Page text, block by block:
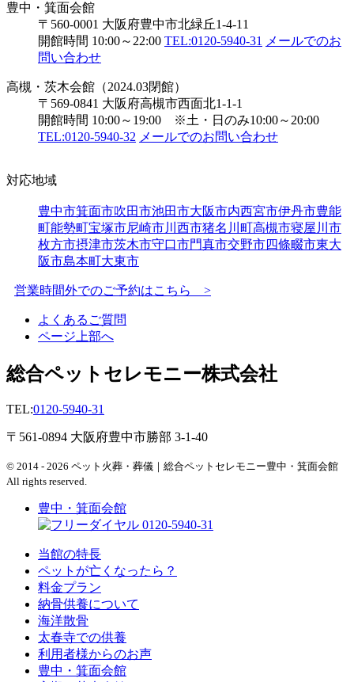
豊中・箕面会館
〒560-0001 大阪府豊中市北緑丘1-4-11
開館時間 10:00～22:00 TEL:0120-5940-31
メールでのお
問い合わせ
高槻・茨木会館（2024.03閉館）
〒569-0841 大阪府高槻市西面北1-1-1
開館時間 10:00～19:00 ※土・日のみ10:00～20:00
TEL:0120-5940-32 メールでのお問い合わせ
対応地域
豊中市箕面市吹田市池田市大阪市内西宮市伊丹市豊能
町能勢町宝塚市尼崎市川西市猪名川町高槻市寝屋川市
枚方市摂津市茨木市守口市門真市交野市四條畷市東大
阪市島本町大東市
営業時間外でのご予約はこちら >
よくあるご質問
ページ上部へ
総合ペットセレモニー株式会社
TEL:0120-5940-31
〒561-0894 大阪府豊中市勝部 3-1-40
© 2014 - 2026 ペット火葬・葬儀｜総合ペットセレモニー豊中・箕面会館
All rights reserved.
豊中・箕面会館
0120-5940-31
当館の特長
ペットが亡くなったら？
料金プラン
納骨供養について
海洋散骨
太春寺での供養
利用者様からのお声
豊中・箕面会館